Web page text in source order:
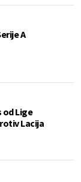
A
Lige
Lacija